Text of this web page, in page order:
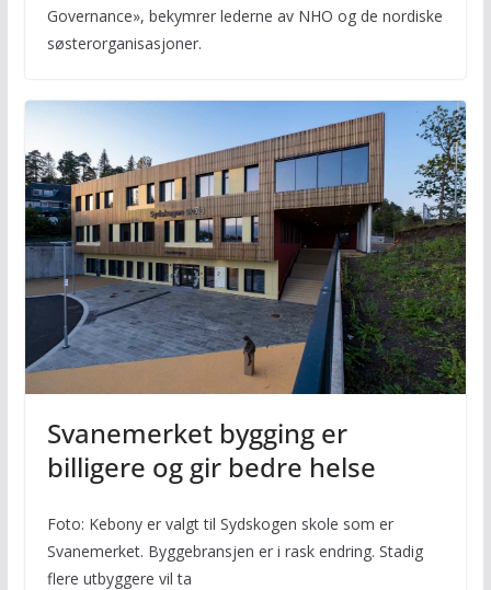
Governance», bekymrer lederne av NHO og de nordiske
søsterorganisasjoner.
Svanemerket bygging er
billigere og gir bedre helse
Foto: Kebony er valgt til Sydskogen skole som er
Svanemerket. Byggebransjen er i rask endring. Stadig
flere utbyggere vil ta